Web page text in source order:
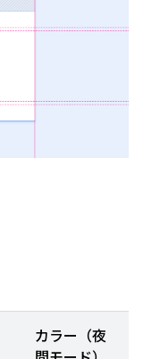
カラー（夜